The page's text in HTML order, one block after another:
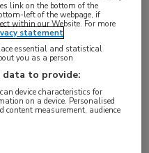
de preventie,
de overlevingskans
duidelijke
bij
link on the bottom of the
left of the webpage, if
within our Website. For more
statement
essential and statistical
you as a person
data to provide:
device characteristics for
on a device. Personalised
content measurement, audience